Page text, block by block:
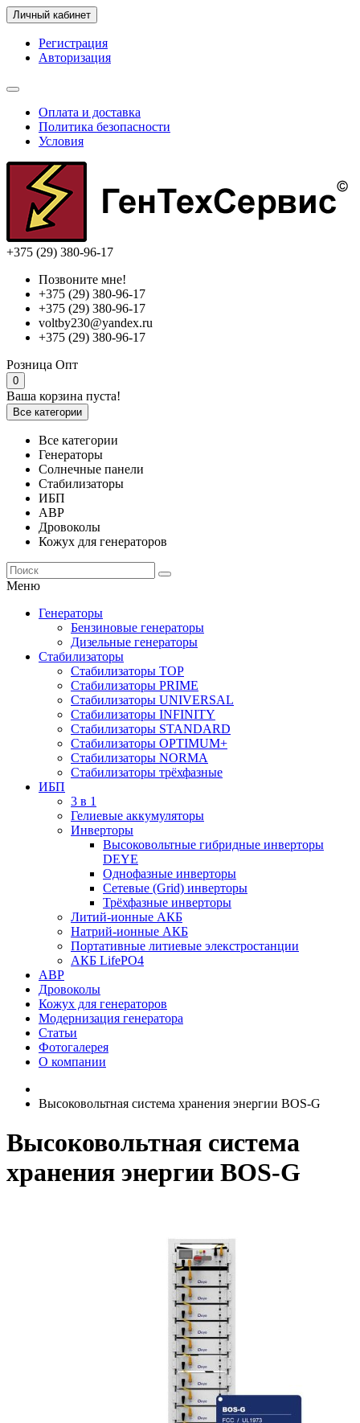
Личный кабинет
Регистрация
Авторизация
Оплата и доставка
Политика безопасности
Условия
+375 (29) 380-96-17
Позвоните мне!
+375 (29) 380-96-17
+375 (29) 380-96-17
voltby230@yandex.ru
+375 (29) 380-96-17
Розница Опт
0
Ваша корзина пуста!
Все категории
Все категории
Генераторы
Солнечные панели
Стабилизаторы
ИБП
АВР
Дровоколы
Кожух для генераторов
Меню
Генераторы
Бензиновые генераторы
Дизельные генераторы
Стабилизаторы
Стабилизаторы TOP
Стабилизаторы PRIME
Стабилизаторы UNIVERSAL
Стабилизаторы INFINITY
Стабилизаторы STANDARD
Стабилизаторы OPTIMUM+
Стабилизаторы NORMA
Стабилизаторы трёхфазные
ИБП
3 в 1
Гелиевые аккумуляторы
Инверторы
Высоковольтные гибридные инверторы
DEYE
Однофазные инверторы
Сетевые (Grid) инверторы
Трёхфазные инверторы
Литий-ионные АКБ
Натрий-ионные АКБ
Портативные литиевые элекстростанции
АКБ LifePO4
АВР
Дровоколы
Кожух для генераторов
Модернизация генератора
Статьи
Фотогалерея
О компании
Высоковольтная система хранения энергии BOS-G
Высоковольтная система
хранения энергии BOS-G